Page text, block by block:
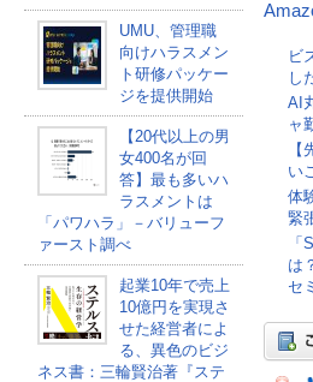
UMU、管理職
向けハラスメン
ト研修パッケー
ジを提供開始
【20代以上の男
女400名が回
答】最も多いハ
ラスメントは
「パワハラ」－バリューフ
ァースト調べ
起業10年で売上
10億円を実現さ
せた経営者によ
る、異色のビジ
ネス書：三輪賢治著『ステ
ビ
し
AI
ャ
い
体
緊
は
セ